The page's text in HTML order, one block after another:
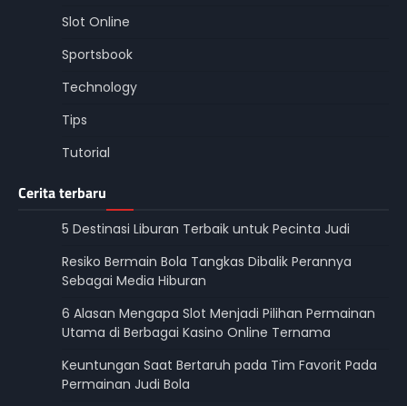
Slot Online
Sportsbook
Technology
Tips
Tutorial
Cerita terbaru
5 Destinasi Liburan Terbaik untuk Pecinta Judi
Resiko Bermain Bola Tangkas Dibalik Perannya
Sebagai Media Hiburan
6 Alasan Mengapa Slot Menjadi Pilihan Permainan
Utama di Berbagai Kasino Online Ternama
Keuntungan Saat Bertaruh pada Tim Favorit Pada
Permainan Judi Bola